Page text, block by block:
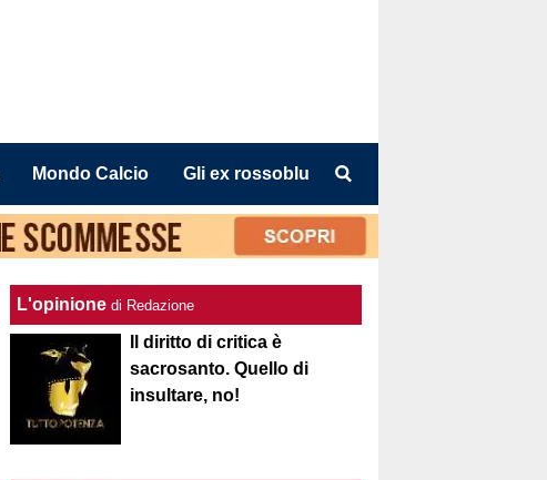
Mondo Calcio Gli ex rossoblu
L'opinione di Redazione
Il diritto di critica è
sacrosanto. Quello di
insultare, no!